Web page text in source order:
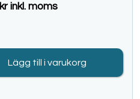
krinkl. moms
Lägg till i varukorg